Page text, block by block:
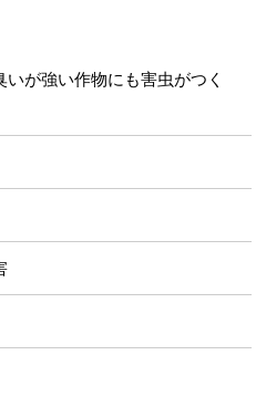
が強い作物にも害虫がつく